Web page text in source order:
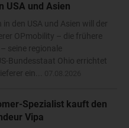
USA und Asien
den USA und Asien will der
OPmobility – die frühere
seine regionale
Bundesstaat Ohio errichtet
ein...
Spezialist kauft den
Vipa